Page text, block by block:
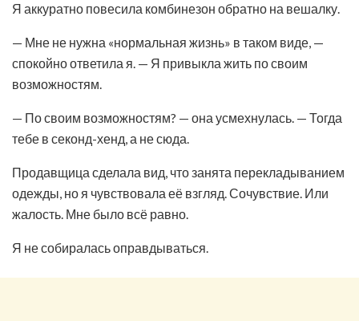
Я аккуратно повесила комбинезон обратно на вешалку.
— Мне не нужна «нормальная жизнь» в таком виде, —
спокойно ответила я. — Я привыкла жить по своим
возможностям.
— По своим возможностям? — она усмехнулась. — Тогда
тебе в секонд-хенд, а не сюда.
Продавщица сделала вид, что занята перекладыванием
одежды, но я чувствовала её взгляд. Сочувствие. Или
жалость. Мне было всё равно.
Я не собиралась оправдываться.